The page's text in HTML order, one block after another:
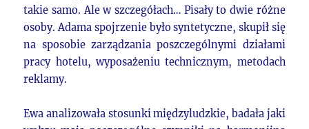
takie samo. Ale w szczegółach… Pisały to dwie różne
osoby. Adama spojrzenie było syntetyczne, skupił się
na sposobie zarządzania poszczególnymi działami
pracy hotelu, wyposażeniu technicznym, metodach
reklamy.
Ewa analizowała stosunki międzyludzkie, badała jaki